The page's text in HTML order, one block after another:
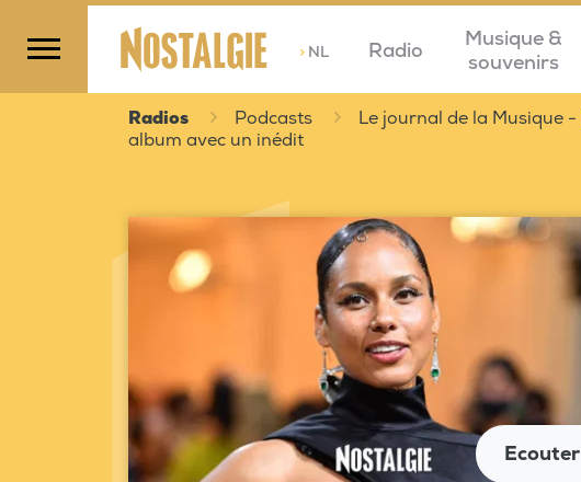
>NL Radio
Musique &
souvenirs
Radios Podcasts Le journal de la Musique
album avec un inédit
Ecouter